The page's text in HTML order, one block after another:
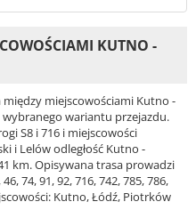
KUTNO -
między miejscowościami Kutno -
wybranego wariantu przejazdu.
S8 i 716 i miejscowości
i Lelów odległość Kutno -
km. Opisywana trasa prowadzi
74, 91, 92, 716, 742, 785, 786,
Kutno, Łódź, Piotrków